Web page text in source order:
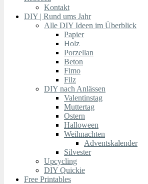
Kontakt
DIY | Rund ums Jahr
Alle DIY Ideen im Überblick
Papier
Holz
Porzellan
Beton
Fimo
Filz
DIY nach Anlässen
Valentinstag
Muttertag
Ostern
Halloween
Weihnachten
Adventskalender
Silvester
Upcycling
DIY Quickie
Free Printables